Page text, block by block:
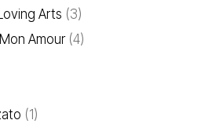
Arts (3)
Amour(4)
(1)